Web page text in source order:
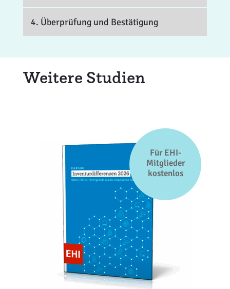
4. Überprüfung und Bestätigung
Weitere Studien
Für EHI-
Mitglieder
kostenlos